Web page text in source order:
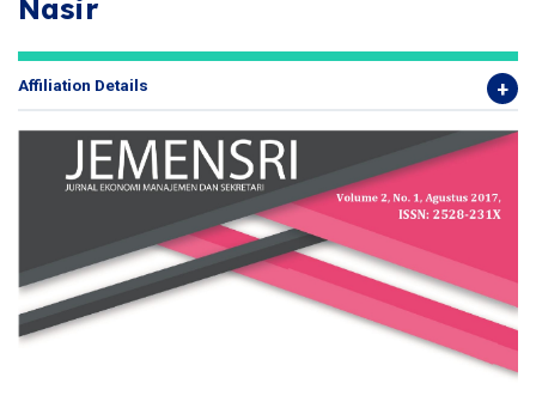
Nasir
Affiliation Details